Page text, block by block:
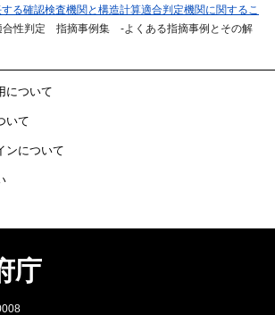
る確認検査機関と構造計算適合判定機関に関するこ
合性判定 指摘事例集 -よくある指摘事例とその解
について
いて
ンについて
庁